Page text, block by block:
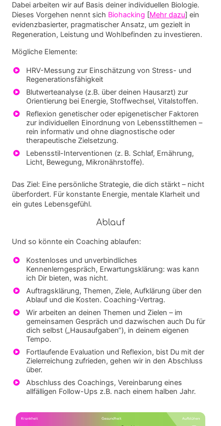
Dabei arbeiten wir auf Basis deiner individuellen Biologie.
Dieses Vorgehen nennt sich Biohacking Mehr dazu] ein
evidenzbasierter, pragmatischer Ansatz, um gezielt in
Regeneration, Leistung und Wohlbefinden zu investieren.
Mögliche Elemente:
HRV-Messung zur Einschätzung von Stress- und
Regenerationsfähigkeit
Blutwerteanalyse (z.B. über deinen Hausarzt) zur
Orientierung bei Energie, Stoffwechsel, Vitalstoffen.
Reflexion genetischer oder epigenetischer Faktoren
zur individuellen Einordnung von Lebensstilthemen –
rein informativ und ohne diagnostische oder
therapeutische Zielsetzung.
Lebensstil-Interventionen (z. B. Schlaf, Ernährung,
Licht, Bewegung, Mikronährstoffe).
Das Ziel: Eine persönliche Strategie, die dich stärkt – nicht
überfordert. Für konstante Energie, mentale Klarheit und
ein gutes Lebensgefühl.
Ablauf
Und so könnte ein Coaching ablaufen:
Kostenloses und unverbindliches
Kennenlerngespräch, Erwartungsklärung: was kann
ich Dir bieten, was nicht.
Auftragsklärung, Themen, Ziele, Aufklärung über den
Ablauf und die Kosten. Coaching-Vertrag.
Wir arbeiten an deinen Themen und Zielen – im
gemeinsamen Gespräch und dazwischen auch Du für
dich selbst („Hausaufgaben“), in deinem eigenen
Tempo.
Fortlaufende Evaluation und Reflexion, bist Du mit der
Zielerreichung zufrieden, gehen wir in den Abschluss
über.
Abschluss des Coachings, Vereinbarung eines
allfälligen Follow-Ups z.B. nach einem halben Jahr.